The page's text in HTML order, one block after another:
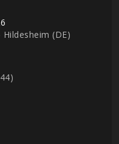
(DE)